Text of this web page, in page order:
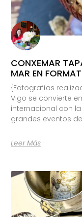
CONXEMAR
MAR EN
{Fotografías
Vigo se convierte
internacional con
grandes eventos
Leer Más